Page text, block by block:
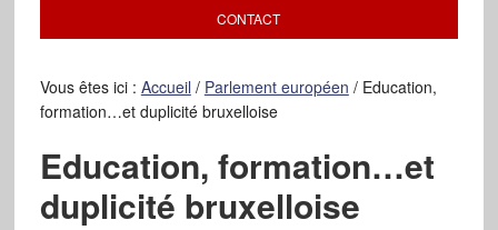
CONTACT
Vous êtes ici : Accueil / Parlement européen /Education,
formation…et duplicité bruxelloise
Education, formation…et
duplicité bruxelloise